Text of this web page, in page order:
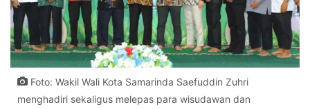
Foto: Wakil Wali Kota Samarinda Saefuddin Zuhri
menghadiri sekaligus melepas para wisudawan dan